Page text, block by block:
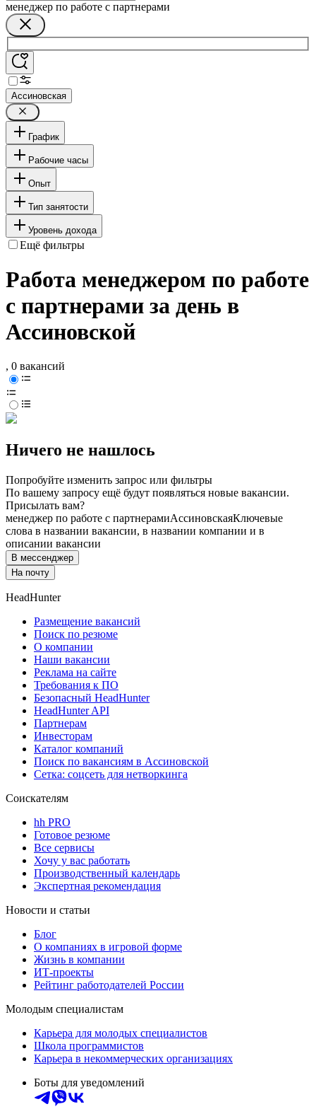
менеджер по работе с партнерами
Ассиновская
График
Рабочие часы
Опыт
Тип занятости
Уровень дохода
Ещё фильтры
Работа менеджером по работе
с партнерами за день в
Ассиновской
, 0 вакансий
Ничего не нашлось
Попробуйте изменить запрос или фильтры
По вашему запросу ещё будут появляться новые вакансии.
Присылать вам?
менеджер по работе с партнерамиАссиновскаяКлючевые
слова в названии вакансии, в названии компании и в
описании вакансии
В мессенджер
На почту
HeadHunter
Размещение вакансий
Поиск по резюме
О компании
Наши вакансии
Реклама на сайте
Требования к ПО
Безопасный HeadHunter
HeadHunter API
Партнерам
Инвесторам
Каталог компаний
Поиск по вакансиям в Ассиновской
Сетка: соцсеть для нетворкинга
Соискателям
hh PRO
Готовое резюме
Все сервисы
Хочу у вас работать
Производственный календарь
Экспертная рекомендация
Новости и статьи
Блог
О компаниях в игровой форме
Жизнь в компании
ИТ-проекты
Рейтинг работодателей России
Молодым специалистам
Карьера для молодых специалистов
Школа программистов
Карьера в некоммерческих организациях
Боты для уведомлений